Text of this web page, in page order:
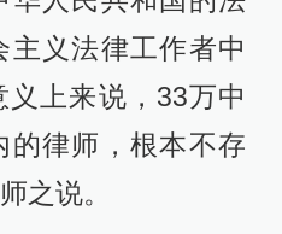
义法律工作者中
上来说，33万中
的律师，根本不存
之说。